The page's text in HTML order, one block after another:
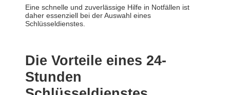
Eine schnelle und zuverlässige Hilfe in Notfällen ist
daher essenziell bei der Auswahl eines
Schlüsseldienstes.
Die Vorteile eines 24-
Stunden